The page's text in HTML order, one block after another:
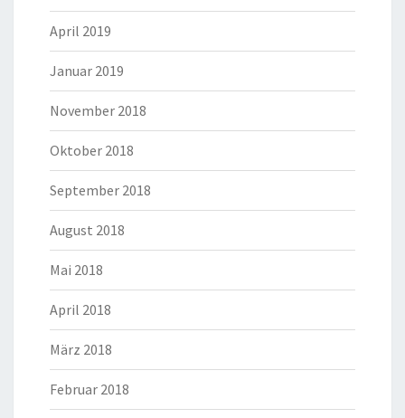
April 2019
Januar 2019
November 2018
Oktober 2018
September 2018
August 2018
Mai 2018
April 2018
März 2018
Februar 2018